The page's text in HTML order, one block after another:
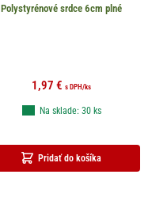
Polystyrénové srdce 6cm plné
1,97 € s DPH /ks
Pridať do košíka
Na sklade: 30 ks